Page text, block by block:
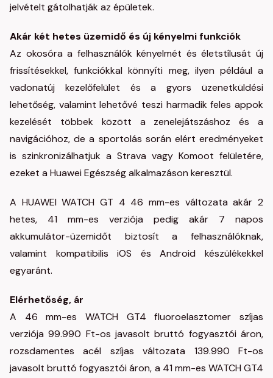
jelvételt gátolhatják az épületek.
Akár két hetes üzemidő és új kényelmi funkciók
Az okosóra a felhasználók kényelmét és életstílusát új
frissítésekkel, funkciókkal könnyíti meg, ilyen például a
vadonatúj kezelőfelület és a gyors üzenetküldési
lehetőség, valamint lehetővé teszi harmadik feles appok
kezelését többek között a zenelejátszáshoz és a
navigációhoz, de a sportolás során elért eredményeket
is szinkronizálhatjuk a Strava vagy Komoot felületére,
ezeket a Huawei Egészség alkalmazáson keresztül.
A HUAWEI WATCH GT 4 46 mm-es változata akár 2
hetes, 41 mm-es verziója pedig akár 7 napos
akkumulátor-üzemidőt biztosít a felhasználóknak,
valamint kompatibilis iOS és Android készülékekkel
egyaránt.
Elérhetőség, ár
A 46 mm-es WATCH GT4 fluoroelasztomer szíjas
verziója 99.990 Ft-os javasolt bruttó fogyasztói áron,
rozsdamentes acél szíjas változata 139.990 Ft-os
javasolt bruttó fogyasztói áron, a 41 mm-es WATCH GT4